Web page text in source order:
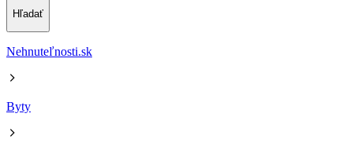
Hľadať
Nehnuteľnosti.sk
Byty